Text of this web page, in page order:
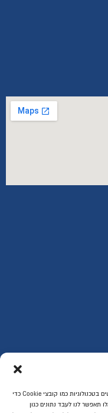
כדי לספק את חוויות המשתמש הטובות ביותר, אנו משתמשים בטכנולוגיות כמו קובצי Cookie כדי
תאפשר לנו לעבד נתונים כגון